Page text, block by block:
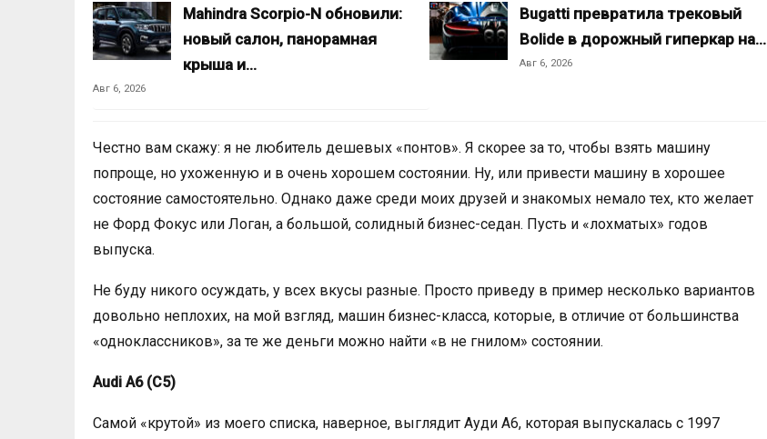
Mahindra Scorpio-N обновили:
новый салон, панорамная
крыша и…
Авг 6, 2026
Bugatti превратила трековый
Bolide в дорожный гиперкар на…
Авг 6, 2026
Честно вам скажу: я не любитель дешевых «понтов». Я скорее за то, чтобы взять машину
попроще, но ухоженную и в очень хорошем состоянии. Ну, или привести машину в хорошее
состояние самостоятельно. Однако даже среди моих друзей и знакомых немало тех, кто желает
не Форд Фокус или Логан, а большой, солидный бизнес-седан. Пусть и «лохматых» годов
выпуска.
Не буду никого осуждать, у всех вкусы разные. Просто приведу в пример несколько вариантов
довольно неплохих, на мой взгляд, машин бизнес-класса, которые, в отличие от большинства
«одноклассников», за те же деньги можно найти «в не гнилом» состоянии.
Audi A6 (C5)
Самой «крутой» из моего списка, наверное, выглядит Ауди А6, которая выпускалась с 1997